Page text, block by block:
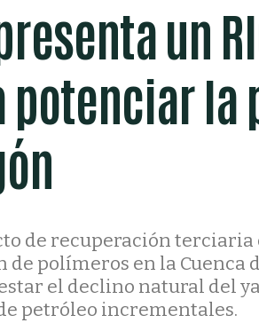
un
potenciar la
de recuperación
de polímeros en la Cuenca
el declino natural del
petróleo incrementales.